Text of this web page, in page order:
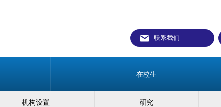
联系我们
在校生
机构设置 研究